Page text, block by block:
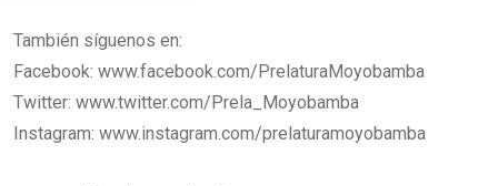
También síguenos en:
Facebook: www.facebook.com/PrelaturaMoyobamba
Twitter: www.twitter.com/Prela_Moyobamba
Instagram: www.instagram.com/prelaturamoyobamba